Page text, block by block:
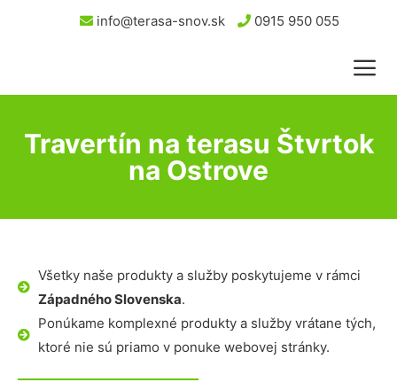
info@terasa-snov.sk 0915 950 055
Travertín na terasu Štvrtok
na Ostrove
Všetky naše produkty a služby poskytujeme v rámci
Západného Slovenska.
Ponúkame komplexné produkty a služby vrátane tých,
ktoré nie sú priamo v ponuke webovej stránky.